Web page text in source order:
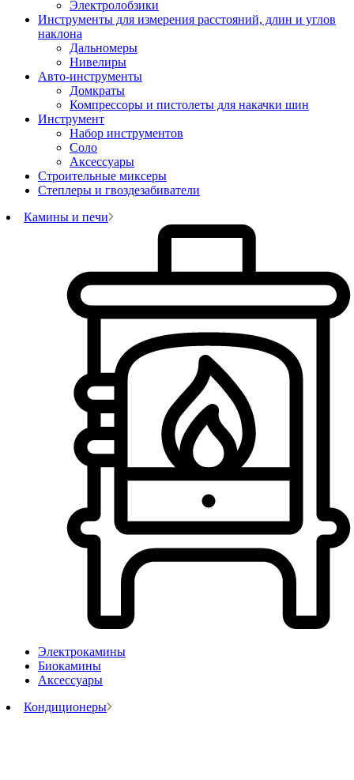
Электролобзики
Инструменты для измерения расстояний, длин и углов
наклона
Дальномеры
Нивелиры
Авто-инструменты
Домкраты
Компрессоры и пистолеты для накачки шин
Инструмент
Набор инструментов
Соло
Аксессуары
Строительные миксеры
Степлеры и гвоздезабиватели
Камины и печи
Электрокамины
Биокамины
Аксессуары
Кондиционеры